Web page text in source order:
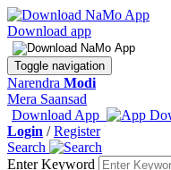
Download app
Toggle navigation
Narendra Modi
Mera Saansad
Download App
Login /Register
Search
Enter Keyword